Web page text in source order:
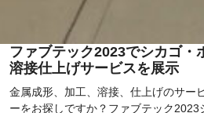
ファブテック2023でシカゴ・
溶接仕上げサービスを展示
金属成形、加工、溶接、仕上げのサー
ーをお探しですか？ファブテック